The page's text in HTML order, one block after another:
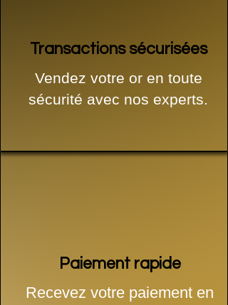
Transactions sécurisées
Vendez votre or en toute
sécurité avec nos experts.
Paiement rapide
Recevez votre paiement en